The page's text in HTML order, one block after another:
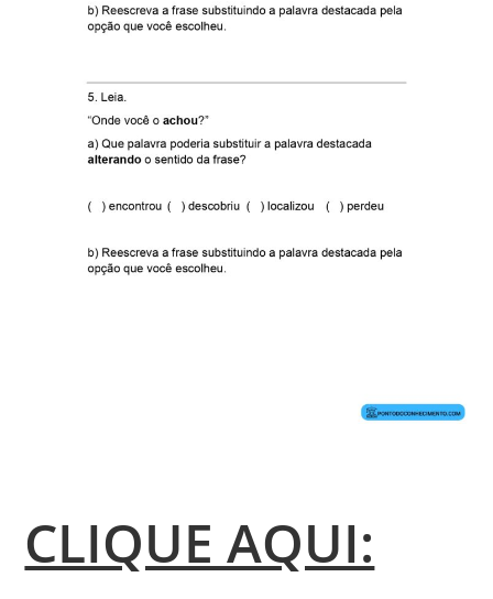
CLIQUE AQUI: